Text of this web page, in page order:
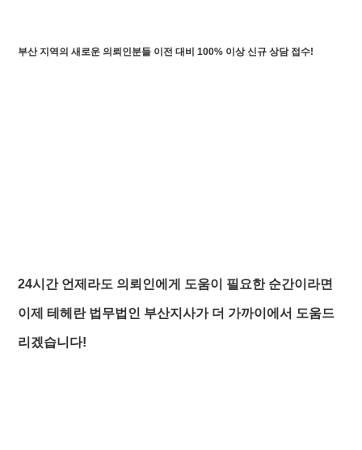
부산 지역의 새로운 의뢰인분들 이전 대비 100% 이상 신규 상담 접수!
24시간 언제라도 의뢰인에게 도움이 필요한 순간이라면
이제 테헤란 법무법인 부산지사가 더 가까이에서 도움드
리겠습니다!